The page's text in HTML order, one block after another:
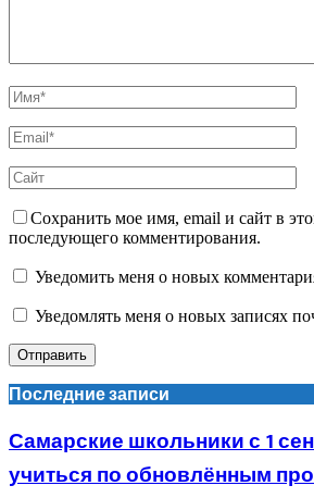
Сохранить мое имя, email и сайт в
последующего комментирования.
Уведомить меня о новых
Уведомлять меня о новых записях
Последние записи
Самарские школьники с 1
учиться по обновлённым